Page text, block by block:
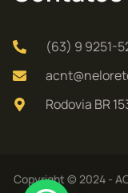
(63) 9 9251-
Rodovia BR
Copyright © 2024 -